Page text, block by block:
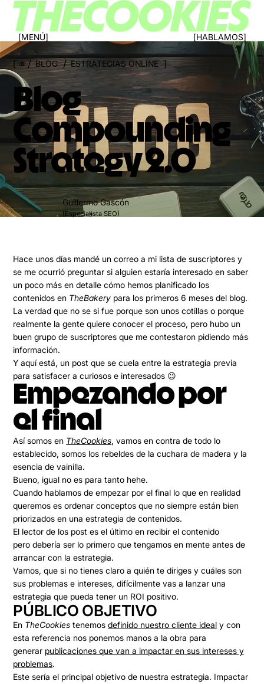
MENÚ HABLAMOS
000 / BLOG / ESTRATEGIAS ONLINE
Blog
Compounding
Strategy 2.0
Guillermo Gascón
(Especialista SEO)
Hace unos días mandé un correo a mi lista de suscriptores y
se me ocurrió preguntar si alguien estaría interesado en saber
un poco más en detallecómo hemos planificado los
contenidos en TheBakery para los primeros 6 meses del blog.
La verdad que no se si fue porque son unos cotillas o porque
realmente la gente quiere conocer el proceso, pero hubo un
buen grupo de suscriptores que me contestaron pidiendo más
información.
Y aquí está, un post que se cuela entre la estrategia previa
para satisfacer a curiosos e interesados 😉
Empezando por
el final
Así somos en TheCookies, vamos en contra de todo lo
establecido, somos los rebeldes de la cuchara de madera y la
esencia de vainilla.
Bueno, igual no es para tanto hehe.
Cuando hablamos de empezar por el final lo que en realidad
queremos esordenar conceptos que no siempre están bien
priorizados en una estrategia de contenidos.
El lector de los post es el último en recibir el contenido
perodebería ser lo primero que tengamos en menteantes de
arrancar con la estrategia.
Vamos, que si no tienes claro a quién te diriges y cuáles son
sus problemas e intereses, difícilmente vas a lanzar una
estrategia que pueda tener un ROI positivo.
PÚBLICO OBJETIVO
En TheCookies tenemosdefinido nuestro cliente idealy con
esta referencia nos ponemos manos a la obra para
generar publicaciones que van a impactar en sus intereses y
problemas.
Este sería el principal objetivo de nuestra estrategia. Impactar